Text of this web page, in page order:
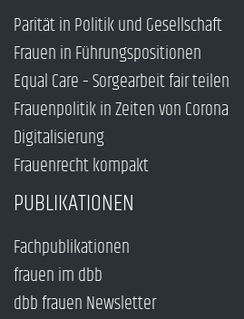
Parität in Politik und Gesellschaft
Frauen in Führungspositionen
Equal Care – Sorgearbeit fair teilen
Frauenpolitik in Zeiten von Corona
Digitalisierung
Frauenrecht kompakt
PUBLIKATIONEN
Fachpublikationen
frauen im dbb
dbb frauen Newsletter